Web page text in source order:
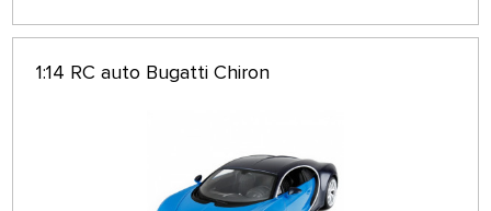
1:14 RC auto Bugatti Chiron